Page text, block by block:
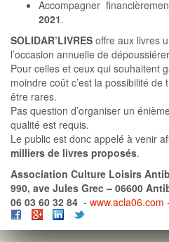
Accompagner
2021.
SOLIDAR’LIVRES offre aux livres
l’occasion annuelle de
Pour celles et ceux qui souhaitent
moindre coût c’est la possibilité
être rares.
Pas question d’organiser un
qualité est requis.
Le public est donc appelé à venir
milliers de livres proposés.
Association Culture Loisirs
990, ave Jules Grec – 06600
06 03 60 32 84 - www.acla06.com -